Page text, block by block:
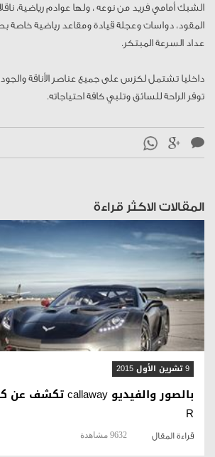
الشبك أمامي فريد من نوعه ، ولها عوادم رياضية،
عداد السرعة المبتكر.
داخليا تشتمل لكزس على جميع عناصر الأناقة
توفر الراحة للسائق وتلبي كافة احتياجاته.
المقالات الاكثر قراءة
قراءة المقال
9 تشرين الأول 2015
R
قراءة المقال 9632 مشاهدة